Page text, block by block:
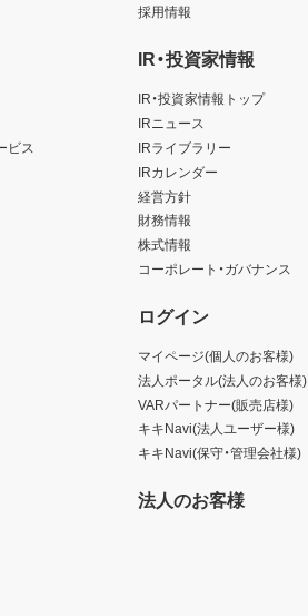
ビス
採用情報
IR・投資家情報
IR・投資家情報トップ
IRニュース
IRライブラリー
IRカレンダー
経営方針
財務情報
株式情報
コーポレート・ガバナンス
ログイン
マイページ(個人のお客様)
法人ポータル(法人のお客様)
VARパートナー(販売店様)
キキNavi(法人ユーザー様)
キキNavi(保守・管理会社様)
法人のお客様